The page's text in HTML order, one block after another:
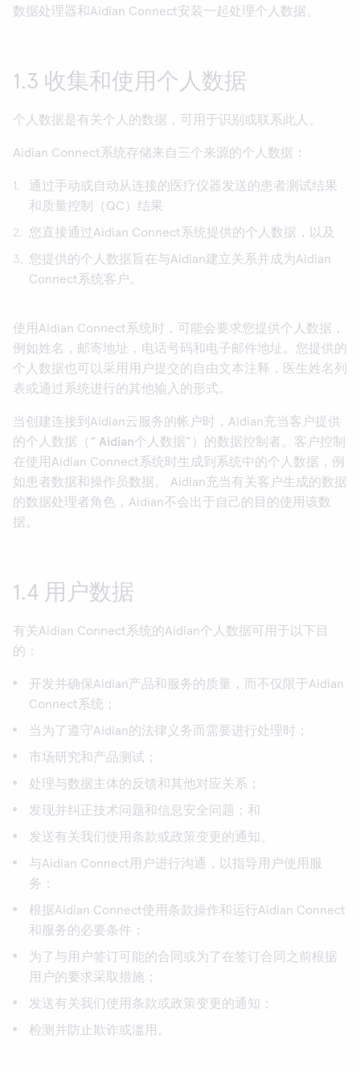
数据处理器和Aidian Connect安装一起处理个人数据。
1.3 收集和使用个人数据
个人数据是有关个人的数据，可用于识别或联系此人。
Aidian Connect系统存储来自三个来源的个人数据：
通过手动或自动从连接的医疗仪器发送的患者测试结果
和质量控制（QC）结果
您直接通过Aidian Connect系统提供的个人数据，以及
您提供的个人数据旨在与Aidian建立关系并成为Aidian
Connect系统客户。
使用Aidian Connect系统时，可能会要求您提供个人数据，
例如姓名，邮寄地址，电话号码和电子邮件地址。您提供的
个人数据也可以采用用户提交的自由文本注释，医生姓名列
表或通过系统进行的其他输入的形式。
当创建连接到Aidian云服务的帐户时，Aidian充当客户提供
的个人数据（“ Aidian个人数据”）的数据控制者。客户控制
在使用Aidian Connect系统时生成到系统中的个人数据，例
如患者数据和操作员数据。 Aidian充当有关客户生成的数据
的数据处理者角色，Aidian不会出于自己的目的使用该数
据。
1.4 用户数据
有关Aidian Connect系统的Aidian个人数据可用于以下目
的：
开发并确保Aidian产品和服务的质量，而不仅限于Aidian
Connect系统；
当为了遵守Aidian的法律义务而需要进行处理时；
市场研究和产品测试；
处理与数据主体的反馈和其他对应关系；
发现并纠正技术问题和信息安全问题；和
发送有关我们使用条款或政策变更的通知。
与Aidian Connect用户进行沟通，以指导用户使用服
务；
根据Aidian Connect使用条款操作和运行Aidian Connect
和服务的必要条件；
为了与用户签订可能的合同或为了在签订合同之前根据
用户的要求采取措施；
发送有关我们使用条款或政策变更的通知；
检测并防止欺诈或滥用。